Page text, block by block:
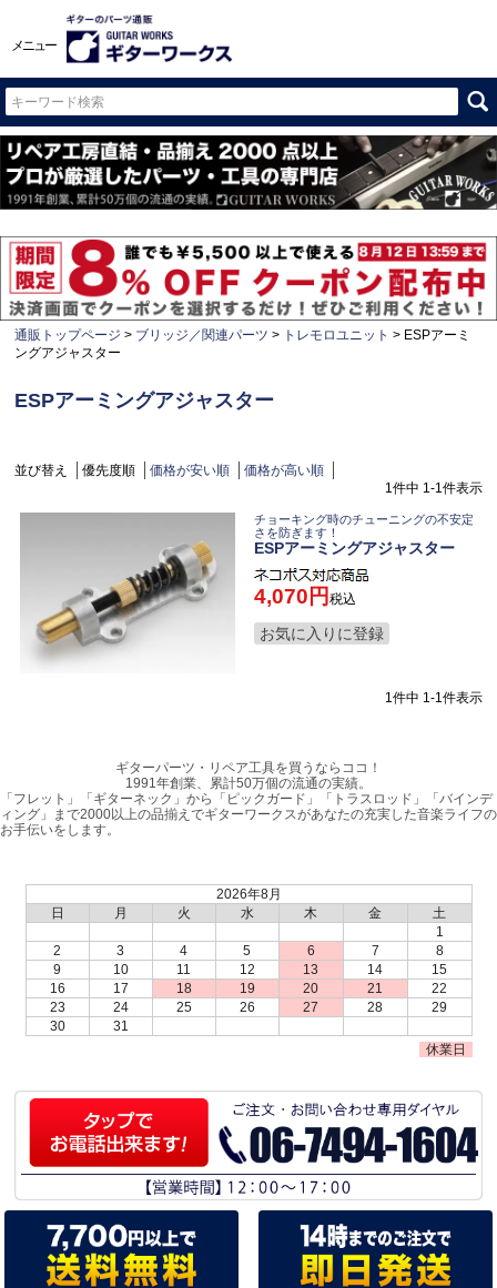
メニュー
通販トップページ ブリッジ／関連パーツ トレモロユニット
ESPアーミ
ングアジャスター
ESPアーミングアジャスター
並び替え 優先度順 価格が安い順
価格が高い順
1件中 1-1件表示
チョーキング時のチューニングの不安定
さを防ぎます！
ESPアーミングアジャスター
4,070 税込
お気に入りに登録
1件中 1-1件表示
ギターパーツ・リペア工具を買うならココ！
1991年創業、累計50万個の流通の実績。
「フレット」「ギターネック」から「ピックガード」「トラスロッド」「バインデ
ィング」まで2000以上の品揃えでギターワークスがあなたの充実した音楽ライフの
お手伝いをします。
2026年8月
日
月 火 水 木 金
土
1
2
3 4 5 6 7
8
9
10 11 12 13 14
15
16
17 18 19 20 21
22
23
24 25 26 27 28
29
30
31
休業日